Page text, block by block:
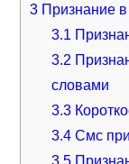
3Признание
3.1
3.2
словами
3.3
3.4Смс
3.5